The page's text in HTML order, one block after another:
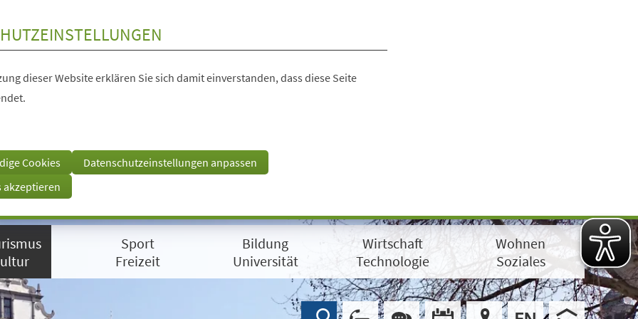
dieser Website erklären Sie sich damit einverstanden, dass diese Seite
Cookies
Datenschutzeinstellungen anpassen
akzeptieren
Sport
Freizeit
Bildung
Universität
Wirtschaft
Technologie
Wohnen
Soziales